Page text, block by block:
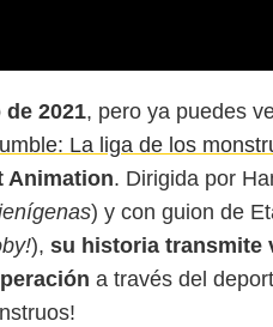
de 2021, pero ya puedes
La liga de los
Animation. Dirigida por
) y con guion de
), su historia transmite
a través del